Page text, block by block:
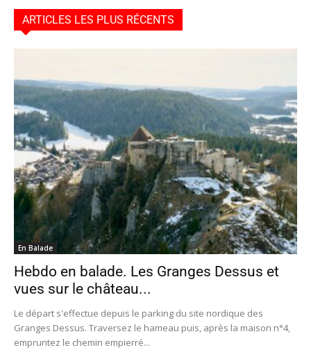
ARTICLES LES PLUS RÉCENTS
En Balade
Hebdo en balade. Les Granges Dessus et
vues sur le château...
Le départ s'effectue depuis le parking du site nordique des
Granges Dessus. Traversez le hameau puis, après la maison n°4,
empruntez le chemin empierré...